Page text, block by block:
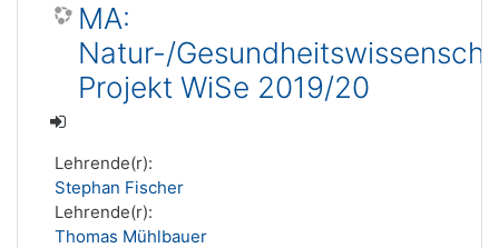
MA:
Natur-/
Projekt WiSe 2019/20
Lehrende(r):
Stephan Fischer
Lehrende(r):
Thomas Mühlbauer